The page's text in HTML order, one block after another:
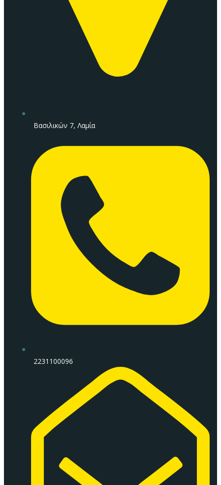
Βασιλικών 7, Λαμία
2231100096